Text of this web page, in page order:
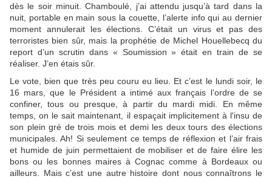
dès le soir minuit. Chamboulé, j’ai attendu jusqu’à tard dans la
nuit, portable en main sous la couette, l’alerte info qui au dernier
moment annulerait les élections. C’était un virus et pas des
terroristes bien sûr, mais la prophétie de Michel Houellebecq du
report d’un scrutin dans « Soumission » était en train de se
réaliser. J’en étais sûr.
Le vote, bien que très peu couru eu lieu. Et c’est le lundi soir, le
16 mars, que le Président a intimé aux français l’ordre de se
confiner, tous ou presque, à partir du mardi midi. En même
temps, on le sait maintenant, il espaçait implicitement à l'insu de
son plein gré de trois mois et demi les deux tours des élections
municipales. Ah! Si seulement ce temps de réflexion et l’air frais
et humide de juin permettaient de mobiliser et de faire élire les
bons ou les bonnes maires à Cognac comme à Bordeaux ou
ailleurs. Mais c’est une autre histoire dont nous connaîtrons le